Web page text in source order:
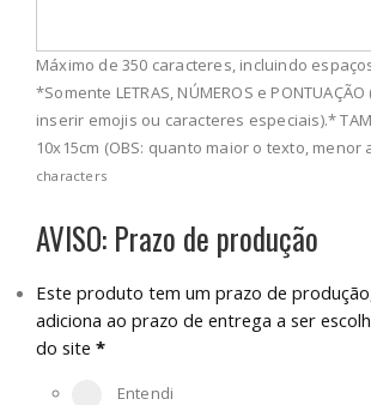
Máximo de 350 caracteres, incluindo
*Somente LETRAS, NÚMEROS e
inserir emojis ou caracteres especiais).*
10x15cm (OBS: quanto maior o texto, menor
characters
AVISO: Prazo de produção
Este produto tem um prazo de
adiciona ao prazo de entrega a ser
do site *
Entendi